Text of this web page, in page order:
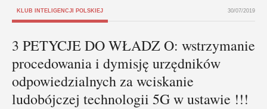
KLUB INTELIGENCJI POLSKIEJ 30/07/2019
3 PETYCJE DO WŁADZ O: wstrzymanie
procedowania i dymisję urzędników
odpowiedzialnych za wciskanie
ludobójczej technologii 5G w ustawie !!!